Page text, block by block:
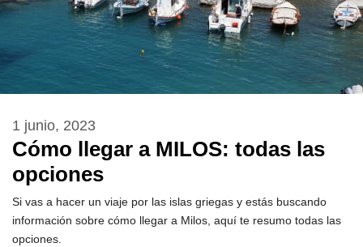
Cómo llegar a MILOS: todas las
opciones
1 junio, 2023
Si vas a hacer un viaje por las islas griegas y estás buscando
información sobre cómo llegar a Milos, aquí te resumo todas las
opciones.